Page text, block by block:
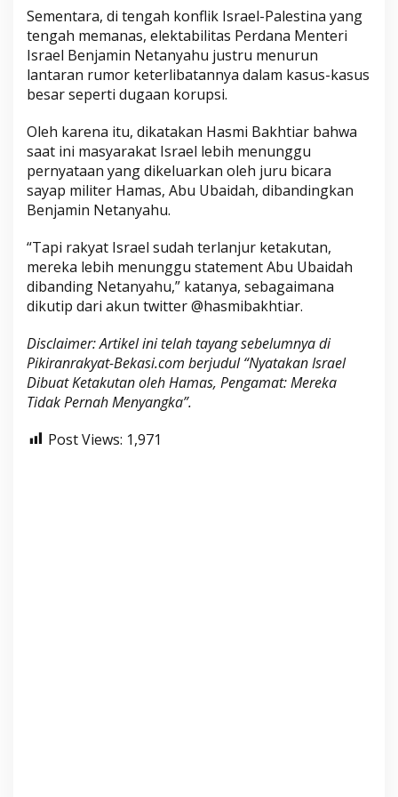
Sementara, di tengah konflik Israel-Palestina yang
tengah memanas, elektabilitas Perdana Menteri
Israel Benjamin Netanyahu justru menurun
lantaran rumor keterlibatannya dalam kasus-kasus
besar seperti dugaan korupsi.
Oleh karena itu, dikatakan Hasmi Bakhtiar bahwa
saat ini masyarakat Israel lebih menunggu
pernyataan yang dikeluarkan oleh juru bicara
sayap militer Hamas, Abu Ubaidah, dibandingkan
Benjamin Netanyahu.
“Tapi rakyat Israel sudah terlanjur ketakutan,
mereka lebih menunggu statement Abu Ubaidah
dibanding Netanyahu,” katanya, sebagaimana
dikutip dari akun twitter @hasmibakhtiar.
Disclaimer: Artikel ini telah tayang sebelumnya di
Pikiranrakyat-Bekasi.com berjudul “Nyatakan Israel
Dibuat Ketakutan oleh Hamas, Pengamat: Mereka
Tidak Pernah Menyangka”.
Post Views: 1,971